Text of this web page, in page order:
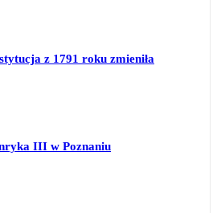
z 1791 roku zmieniła
III w Poznaniu